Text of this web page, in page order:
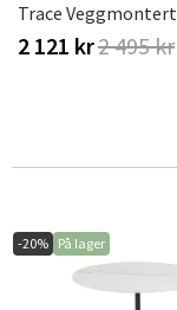
2 121 kr2 495 kr
-20% På lager